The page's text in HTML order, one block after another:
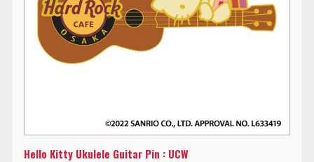
Hello Kitty Ukulele Guitar Pin : UCW